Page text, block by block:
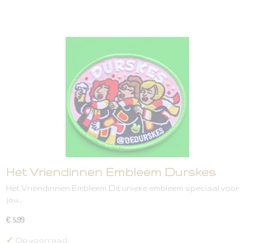
Het Vriendinnen Embleem Durskes
Het Vriendinnen Embleem Dit unieke embleem speciaal voor
jou…
€ 5,99
✓ Op voorraad